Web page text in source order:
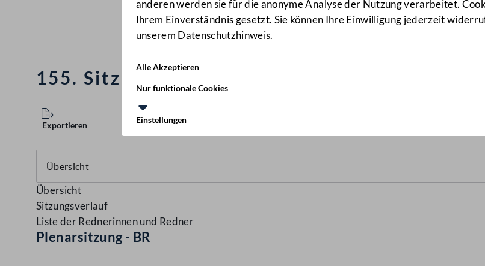
anderen werden sie für die anonyme Analyse der Nutzung verarbeitet.
Ihrem Einverständnis gesetzt. Sie können Ihre Einwilligung jederzeit
unserem Datenschutzhinweis.
Alle Akzeptieren
Nur funktionale Cookies
Einstellungen
155. Sitzung des Bundesrats vom 16. Juli 1930
Exportieren
Übersicht
Sitzungsverlauf
Liste der Rednerinnen und Redner
Plenarsitzung - BR